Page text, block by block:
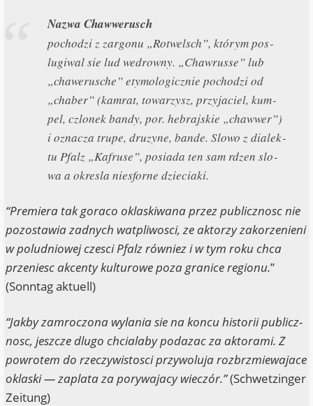
Nazwa Chaw­we­rusch
pochod­zi z zar­go­nu „Rot­welsch”, którym pos­
lug­iwal sie lud wed­row­ny. „Chawrus­se” lub
„cha­we­ru­sche” ety­mo­lo­gicz­nie pochod­zi od
„cha­ber” (kam­rat, towar­zy­sz, przy­ja­ciel, kum­
pel, czlo­nek ban­dy, por. heb­ra­js­kie „chaw­wer”)
i oznac­za tru­pe, dru­zy­ne, ban­de. Slo­wo z dia­lek­
tu Pfalz „Kafru­se”, posia­da ten sam rdzen slo­
wa a okres­la nies­for­ne dzieciaki.
“Pre­mie­ra tak gora­co oklas­ki­wa­na przez publicz­nosc nie
pozosta­wia zad­nych wat­pli­wo­sci, ze aktor­zy zakor­ze­ni­eni
w polud­nio­wej cze­sci Pfalz rów­niez i w tym roku chca
prze­niesc akcen­ty kul­tur­o­we poza gra­nice regi­o­nu.”
(Sonn­tag aktuell)
“Jak­by zam­ro­c­zo­na wylania sie na kon­cu his­to­rii publicz­
nosc, jeszc­ze dlugo chcialaby poda­zac za akto­r­ami. Z
pow­ro­tem do rzec­zy­wisto­sci przy­wo­lu­ja roz­brz­mie­wa­ja­ce
okla­ski — zapla­ta za pory­wa­ja­cy wiec­zór.”(Schwet­zin­ger
Zeitung)